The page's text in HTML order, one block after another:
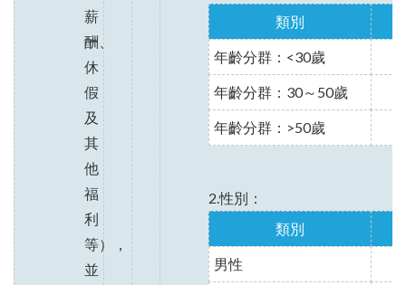
薪
酬、
休
假
及
其
他
福
利
等），
並
類別
年齡分群：<30歲
年齡分群：30～50歲
年齡分群：>50歲
2.性別：
類別
男性